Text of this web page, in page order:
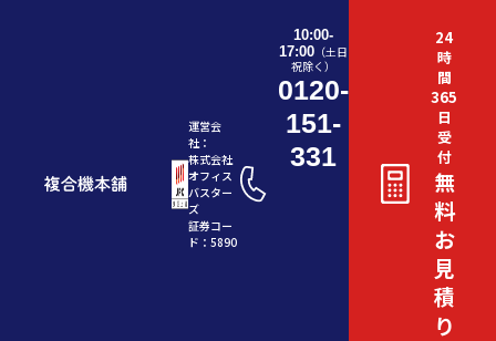
運営会
社：
株式会社
オフィス
バスター
ズ
証券コー
ド：5890
10:00-
17:00 （土日
祝除く）
0120-
151-
331
24
時
間
365
日
受
付
無
料
お
見
積
り